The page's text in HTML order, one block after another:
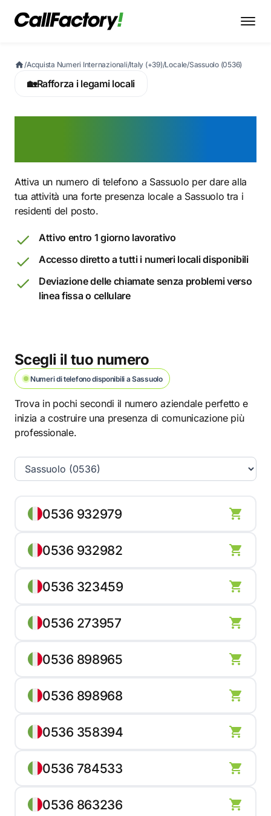
/Acquista Numeri Internazionali/Italy (+39)/Locale/Sassuolo (0536)
🏡Rafforza i legami locali
Attiva un numero di telefono a Sassuolo per dare alla
tua attività una forte presenza locale a Sassuolo tra i
residenti del posto.
Attivo entro 1 giorno lavorativo
Accesso diretto a tutti i numeri locali disponibili
Deviazione delle chiamate senza problemi verso
linea fissa o cellulare
Scegli il tuo numero
Numeri di telefono disponibili a Sassuolo
Trova in pochi secondi il numero aziendale perfetto e
inizia a costruire una presenza di comunicazione più
professionale.
0536 932979
0536 932982
0536 323459
0536 273957
0536 898965
0536 898968
0536 358394
0536 784533
0536 863236